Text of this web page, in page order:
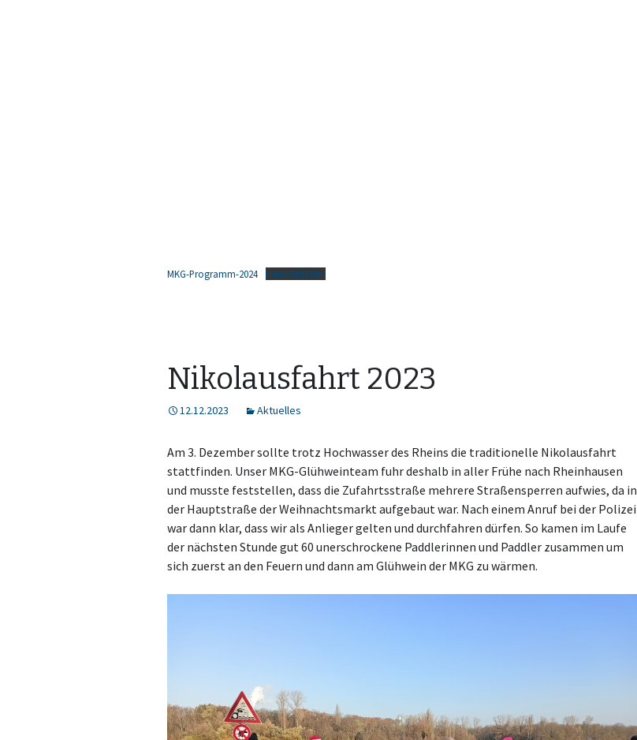
MKG-Programm-2024 Herunterladen
Nikolausfahrt 2023
12.12.2023 Aktuelles
Am 3. Dezember sollte trotz Hochwasser des Rheins die traditionelle Nikolausfahrt
stattfinden. Unser MKG-Glühweinteam fuhr deshalb in aller Frühe nach Rheinhausen
und musste feststellen, dass die Zufahrtsstraße mehrere Straßensperren aufwies, da in
der Hauptstraße der Weihnachtsmarkt aufgebaut war. Nach einem Anruf bei der Polizei
war dann klar, dass wir als Anlieger gelten und durchfahren dürfen. So kamen im Laufe
der nächsten Stunde gut 60 unerschrockene Paddlerinnen und Paddler zusammen um
sich zuerst an den Feuern und dann am Glühwein der MKG zu wärmen.